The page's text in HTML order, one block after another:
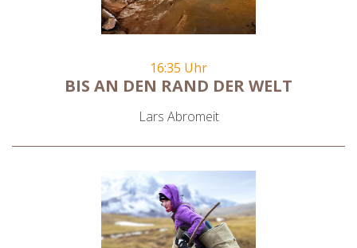
16:35 Uhr
BIS AN DEN RAND DER WELT
Lars Abromeit